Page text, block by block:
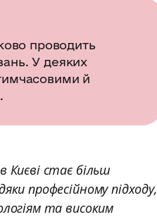
проводить
У деяких
й
Києві стає більш
професійному підходу,
та високим